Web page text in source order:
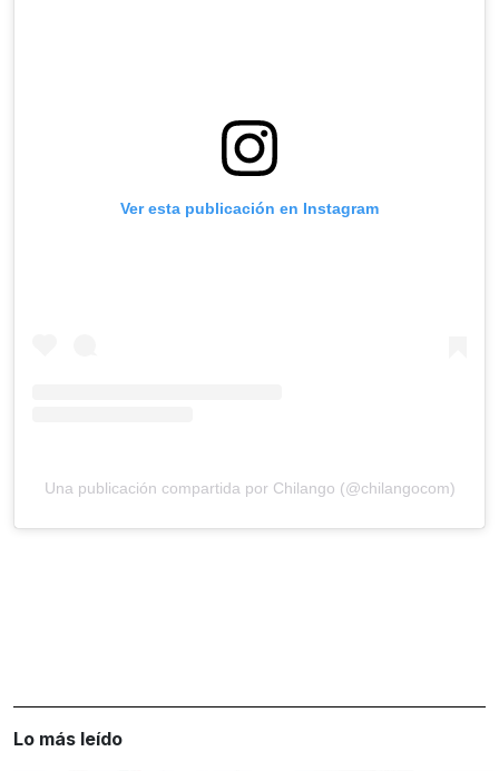
Ver esta publicación en Instagram
Una publicación compartida por Chilango (@chilangocom)
Lo más leído